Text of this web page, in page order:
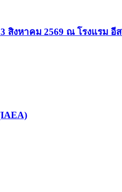
สิงหาคม 2569 ณ โรงแรม อี